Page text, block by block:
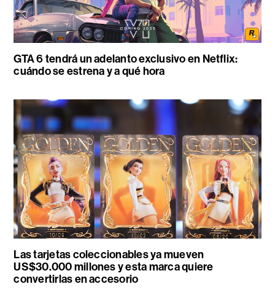
GTA 6 tendrá un adelanto exclusivo en Netflix:
cuándo se estrena y a qué hora
Las tarjetas coleccionables ya mueven
US$30.000 millones y esta marca quiere
convertirlas en accesorio